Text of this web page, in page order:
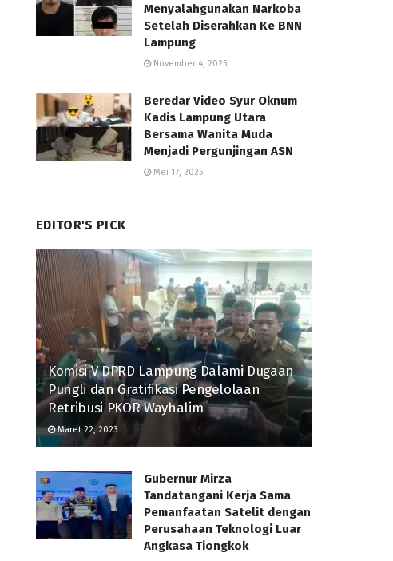
Menyalahgunakan Narkoba
Setelah Diserahkan Ke BNN
Lampung
November 4, 2025
Beredar Video Syur Oknum
Kadis Lampung Utara
Bersama Wanita Muda
Menjadi Pergunjingan ASN
Mei 17, 2025
EDITOR'S PICK
Komisi V DPRD Lampung Dalami Dugaan
Pungli dan Gratifikasi Pengelolaan
Retribusi PKOR Wayhalim
Maret 22, 2023
Gubernur Mirza
Tandatangani Kerja Sama
Pemanfaatan Satelit dengan
Perusahaan Teknologi Luar
Angkasa Tiongkok